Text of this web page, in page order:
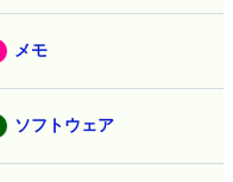
メモ
ソフトウェア